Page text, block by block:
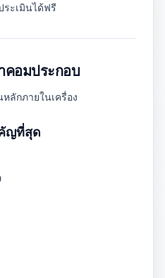
ระเมินได้ฟรี
อมประกอบ
ลักภายในเครื่อง
ญที่สุด